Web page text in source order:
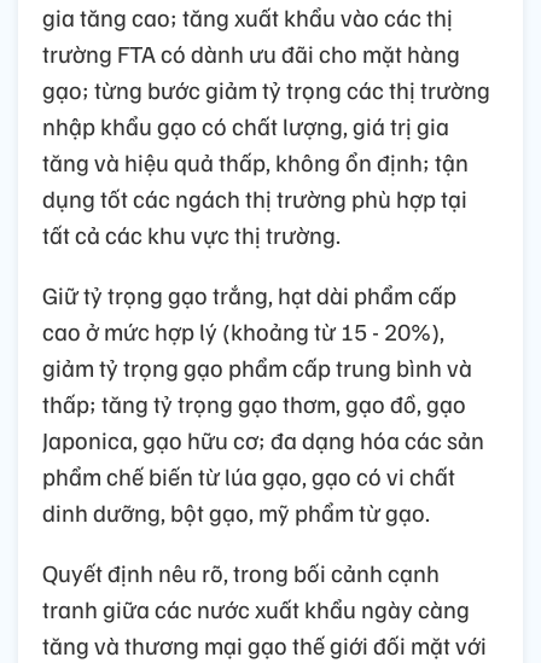
gia tăng cao; tăng xuất khẩu vào các thị
trường FTA có dành ưu đãi cho mặt hàng
gạo; từng bước giảm tỷ trọng các thị trường
nhập khẩu gạo có chất lượng, giá trị gia
tăng và hiệu quả thấp, không ổn định; tận
dụng tốt các ngách thị trường phù hợp tại
tất cả các khu vực thị trường.
Giữ tỷ trọng gạo trắng, hạt dài phẩm cấp
cao ở mức hợp lý (khoảng từ 15 - 20%),
giảm tỷ trọng gạo phẩm cấp trung bình và
thấp; tăng tỷ trọng gạo thơm, gạo đồ, gạo
Japonica, gạo hữu cơ; đa dạng hóa các sản
phẩm chế biến từ lúa gạo, gạo có vi chất
dinh dưỡng, bột gạo, mỹ phẩm từ gạo.
Quyết định nêu rõ, trong bối cảnh cạnh
tranh giữa các nước xuất khẩu ngày càng
tăng và thương mại gạo thế giới đối mặt với